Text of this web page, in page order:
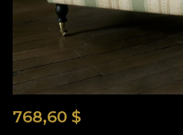
768,60 $